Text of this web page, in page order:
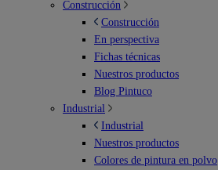
Construcción
Construcción
En perspectiva
Fichas técnicas
Nuestros productos
Blog Pintuco
Industrial
Industrial
Nuestros productos
Colores de pintura en polvo